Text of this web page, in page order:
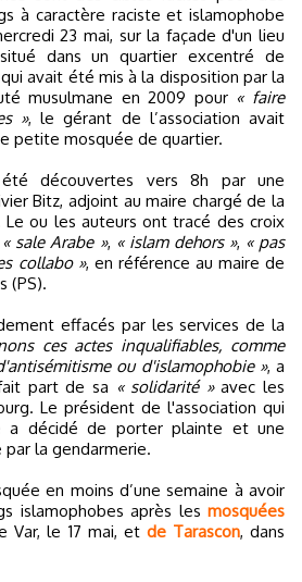
à caractère raciste et islamophobe
23 mai, sur la façade d'un lieu
dans un quartier excentré de
avait été mis à la disposition par la
musulmane en 2009 pour « faire
», le gérant de l’association avait
petite mosquée de quartier.
découvertes vers 8h par une
Bitz, adjoint au maire chargé de la
ou les auteurs ont tracé des croix
« sale Arabe », « islam dehors », « pas
collabo », en référence au maire de
(PS).
effacés par les services de la
ces actes inqualifiables, comme
ou d'islamophobie », a
part de sa « solidarité »avec les
Le président de l'association qui
décidé de porter plainte et une
la gendarmerie.
en moins d’une semaine à avoir
islamophobes après les mosquées
Var, le 17 mai, et de Tarascon, dans